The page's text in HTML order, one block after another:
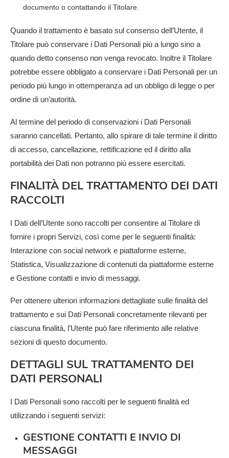
documento o contattando il Titolare.
Quando il trattamento è basato sul consenso dell’Utente, il
Titolare può conservare i Dati Personali più a lungo sino a
quando detto consenso non venga revocato. Inoltre il Titolare
potrebbe essere obbligato a conservare i Dati Personali per un
periodo più lungo in ottemperanza ad un obbligo di legge o per
ordine di un’autorità.
Al termine del periodo di conservazioni i Dati Personali
saranno cancellati. Pertanto, allo spirare di tale termine il diritto
di accesso, cancellazione, rettificazione ed il diritto alla
portabilità dei Dati non potranno più essere esercitati.
FINALITÀ DEL TRATTAMENTO DEI DATI
RACCOLTI
I Dati dell’Utente sono raccolti per consentire al Titolare di
fornire i propri Servizi, così come per le seguenti finalità:
Interazione con social network e piattaforme esterne,
Statistica, Visualizzazione di contenuti da piattaforme esterne
e Gestione contatti e invio di messaggi.
Per ottenere ulteriori informazioni dettagliate sulle finalità del
trattamento e sui Dati Personali concretamente rilevanti per
ciascuna finalità, l’Utente può fare riferimento alle relative
sezioni di questo documento.
DETTAGLI SUL TRATTAMENTO DEI
DATI PERSONALI
I Dati Personali sono raccolti per le seguenti finalità ed
utilizzando i seguenti servizi:
GESTIONE CONTATTI E INVIO DI
MESSAGGI